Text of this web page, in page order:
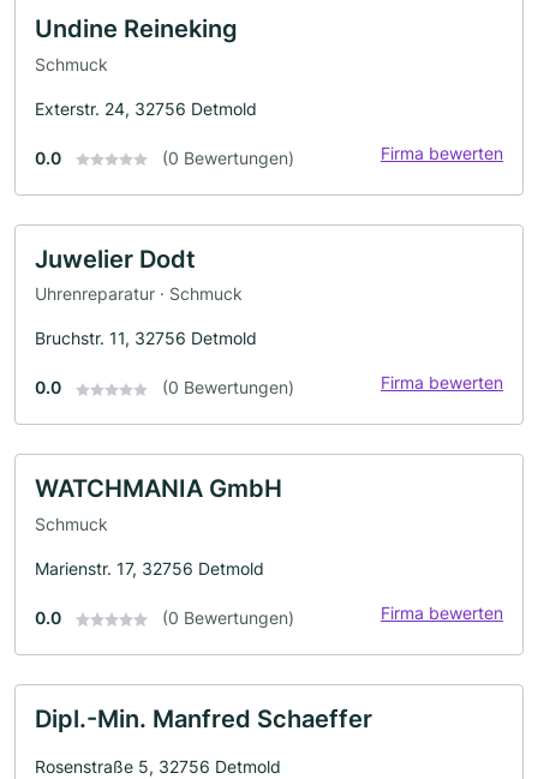
Undine Reineking
Schmuck
Exterstr. 24, 32756 Detmold
0.0 (0 Bewertungen) Firma bewerten
Juwelier Dodt
Uhrenreparatur · Schmuck
Bruchstr. 11, 32756 Detmold
0.0 (0 Bewertungen) Firma bewerten
WATCHMANIA GmbH
Schmuck
Marienstr. 17, 32756 Detmold
0.0 (0 Bewertungen) Firma bewerten
Dipl.-Min. Manfred Schaeffer
Rosenstraße 5, 32756 Detmold